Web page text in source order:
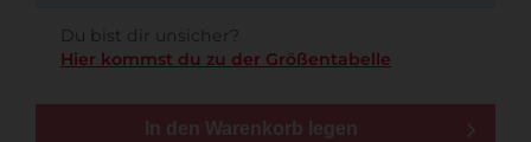
Du bist dir unsicher?
Hier kommst du zu der Größentabelle
In den Warenkorb legen